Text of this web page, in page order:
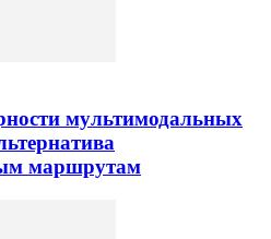
мультимодальных
маршрутам